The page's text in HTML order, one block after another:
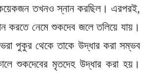
তখনও স্নান করছিল। এরপরই,
করতে নেমে শুকদেব জলে তলিয়ে যায়।
পুকুর থেকে তাকে উদ্ধার করা সম্ভব
শুকদেবের মৃতদেহ উদ্ধার করা হয়।